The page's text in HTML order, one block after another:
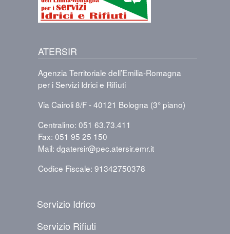
ATERSIR
Agenzia Territoriale dell’Emilia-Romagna
per i Servizi Idrici e Rifiuti
Via Cairoli 8/F - 40121 Bologna (3° piano)
Centralino: 051 63.73.411
Fax: 051 95 25 150
Mail: dgatersir@pec.atersir.emr.it
Codice Fiscale: 91342750378
Servizio Idrico
Servizio Rifiuti